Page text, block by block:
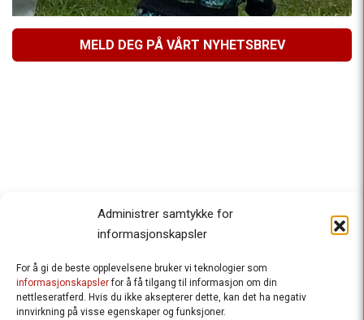
Administrer samtykke for
informasjonskapsler
For å gi de beste opplevelsene bruker vi teknologier som
informasjonskapslerfor å få tilgang til informasjon om din
nettleseratferd. Hvis du ikke aksepterer dette, kan det ha negativ
innvirkning på visse egenskaper og funksjoner.
MELD DEG PÅ VÅRT NYHETSBREV
Besteforeldrenes klimaaksjon
Ansvarlig redaktør
: Halfdan Wiik |